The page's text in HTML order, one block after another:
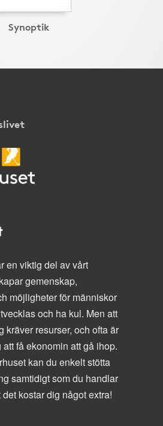
Synoptik
en viktig del av vårt
gemenskap,
möjligheter för människor
och ha kul. Men att
kräver resurser, och ofta är
få ekonomin att gå ihop.
kan du enkelt stötta
samtidigt som du handlar
kostar dig något extra!